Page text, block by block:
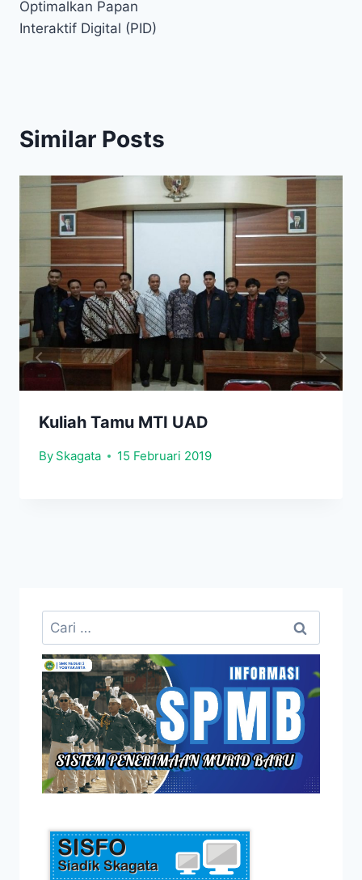
Optimalkan Papan
Interaktif Digital (PID)
Similar Posts
Kuliah Tamu MTI UAD
By Skagata 15 Februari 2019
Cari
untuk: